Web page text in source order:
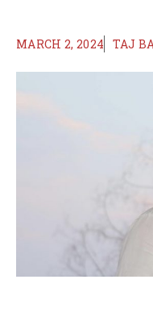
MARCH 2, 2024 TAJ